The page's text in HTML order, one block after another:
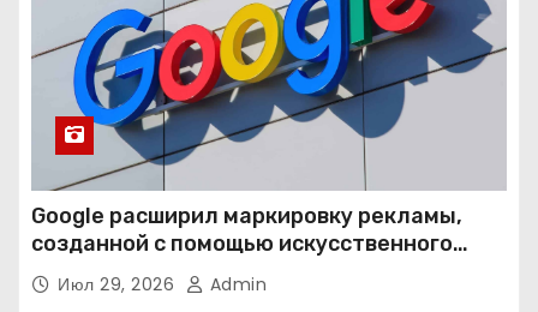
Google расширил маркировку рекламы,
созданной с помощью искусственного
интеллекта
Июл 29, 2026 Admin